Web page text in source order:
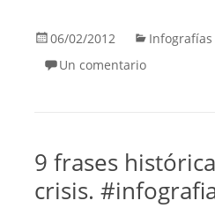
06/02/2012
Infografías
Un comentario
9 frases
crisis.